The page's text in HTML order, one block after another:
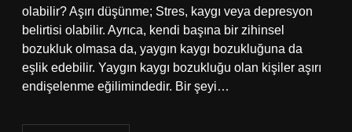
olabilir? Aşırı düşünme; Stres, kaygı veya depresyon
belirtisi olabilir. Ayrıca, kendi başına bir zihinsel
bozukluk olmasa da, yaygın kaygı bozukluğuna da
eşlik edebilir. Yaygın kaygı bozukluğu olan kişiler aşırı
endişelenme eğilimindedir. Bir şeyi…